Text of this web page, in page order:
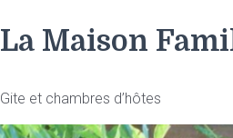
La Maison
Gite et chambres d’hôtes